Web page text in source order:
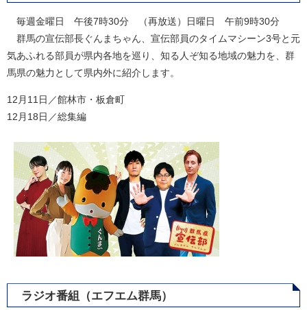
毎週金曜日 午後7時30分 （再放送）日曜日 午前9時30分
群馬の宣伝部長ぐんまちゃん、宣伝部員のタイムマシーン3号と元
気あふれる部員が県内各地を巡り、知る人ぞ知る地域の魅力を、群
馬県の魅力として県内外に紹介します。
12月11日／館林市・板倉町
12月18日／総集編
ラジオ番組（エフエム群馬）